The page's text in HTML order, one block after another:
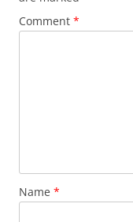
Comment *
Name *